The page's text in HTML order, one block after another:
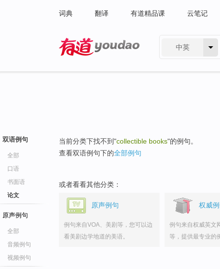
词典 翻译 有道精品课 云笔记
中英
双语例句
全部
口语
书面语
论文
原声例句
全部
音频例句
视频例句
当前分类下找不到"collectible books"的例句。
查看双语例句下的全部例句
或者看看其他分类：
原声例句
例句来自VOA、美剧等，您可以边
看美剧边学地道的美语。
权威
例句来自权威英文
等，提供最专业的